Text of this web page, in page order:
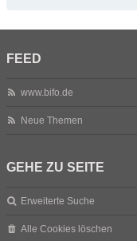
FEED
www.bifo.de
Neue Themen
GEHE ZU SEITE
Erweiterte Suche
Alle Cookies löschen